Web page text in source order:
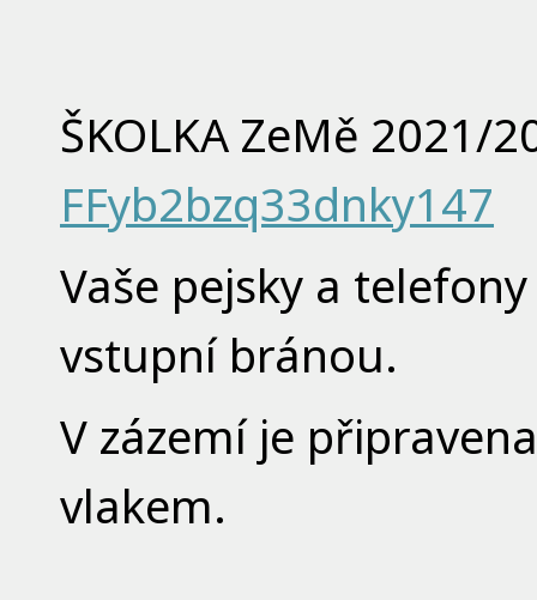
ŠKOLKA ZeMě 2021/
FFyb2bzq33dnky147
Vaše pejsky a
vstupní bránou.
V zázemí je
vlakem.